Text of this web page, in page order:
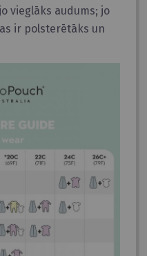
vieglāks audums; jo
ir polsterētāks un